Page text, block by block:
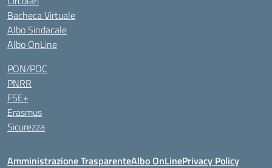
Bacheca Virtuale
Albo Sindacale
Albo OnLine
PON/POC
PNRR
FSE+
Erasmus
Sicurezza
Amministrazione TrasparenteAlbo OnLinePrivacy Policy